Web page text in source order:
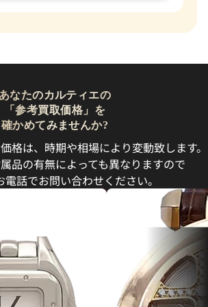
あなたのカルティエの
「参考買取価格」を
確かめてみませんか?
格は、時期や相場により変動致します。
品の有無によっても異なりますので
話でお問い合わせください。